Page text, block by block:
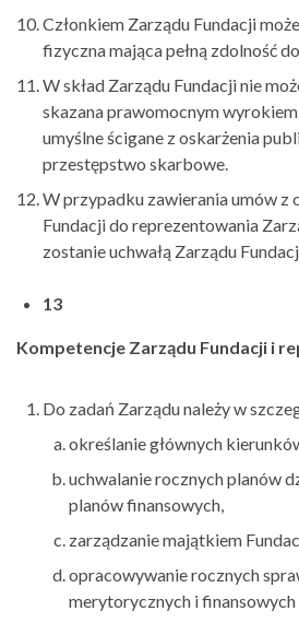
Członkiem Zarządu Fundacji
fizyczna mająca pełną zdolność
W skład Zarządu Fundacji nie
skazana prawomocnym
umyślne ścigane z oskarżenia
przestępstwo skarbowe.
W przypadku zawierania umów z
Fundacji do reprezentowania
zostanie uchwałą Zarządu
13
Kompetencje Zarządu Fundacji i
Do zadań Zarządu należy w
określanie głównych
uchwalanie rocznych planów
planów finansowych,
zarządzanie majątkiem
opracowywanie rocznych
merytorycznych i finansowych